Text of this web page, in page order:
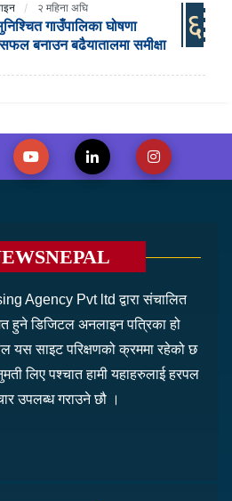
२ महिना अघि
गाउँपालिका घोषणा
बनाउन बढैयातालमा समीक्षा
६
Agency Pvt ltd द्वारा संचालित
हुने डिजिटल अनलाइन पत्रिका हो
साइट परिक्षणको क्रममा रहेको छ
लिए पश्चात हामी यहाहरुलाई हरपल
उपलब्ध गराउने छौ ।